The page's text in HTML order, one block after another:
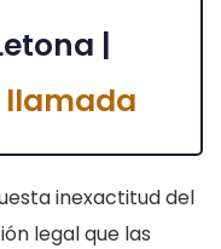
|
inexactitud del
legal que las